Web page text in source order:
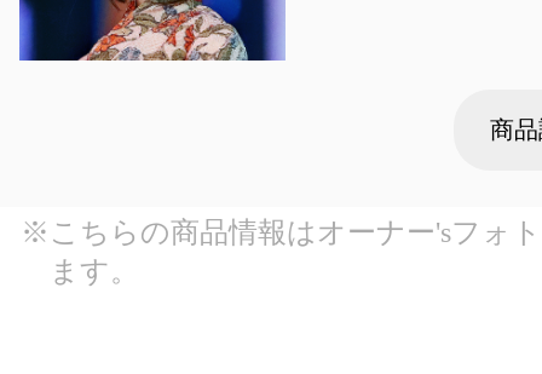
商
※こちらの商品情報はオーナー'sフォ
ます。